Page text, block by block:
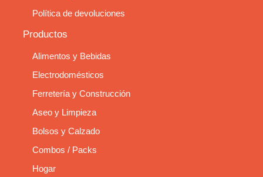
Política de devoluciones
Productos
Alimentos y Bebidas
Electrodomésticos
Ferretería y Construcción
Aseo y Limpieza
Bolsos y Calzado
Combos / Packs
Hogar